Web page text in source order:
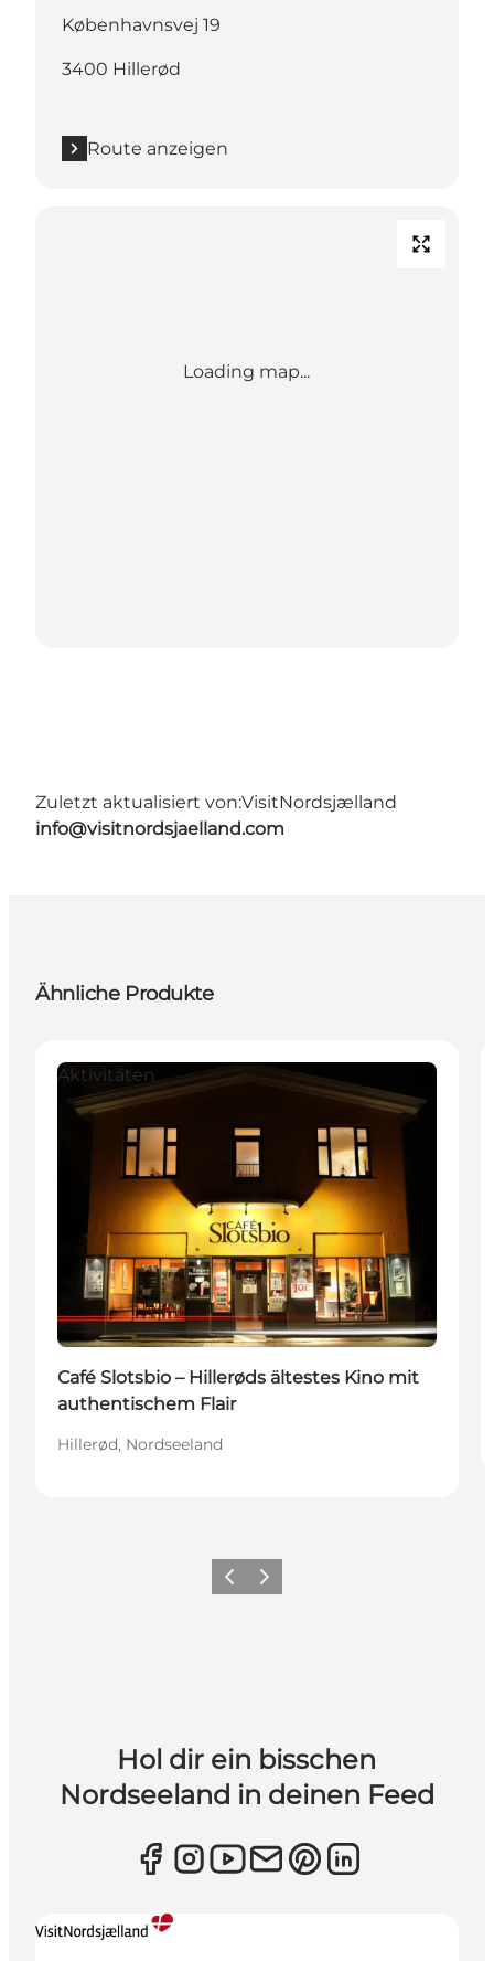
Københavnsvej 19
3400 Hillerød
Route anzeigen
Loading map...
Zuletzt aktualisiert von:VisitNordsjælland
info@visitnordsjaelland.com
Ähnliche Produkte
Aktivitäten
Café Slotsbio – Hillerøds ältestes Kino mit
authentischem Flair
Hillerød, Nordseeland
ZurückWeiter
Hol dir ein bisschen
Nordseeland in deinen Feed